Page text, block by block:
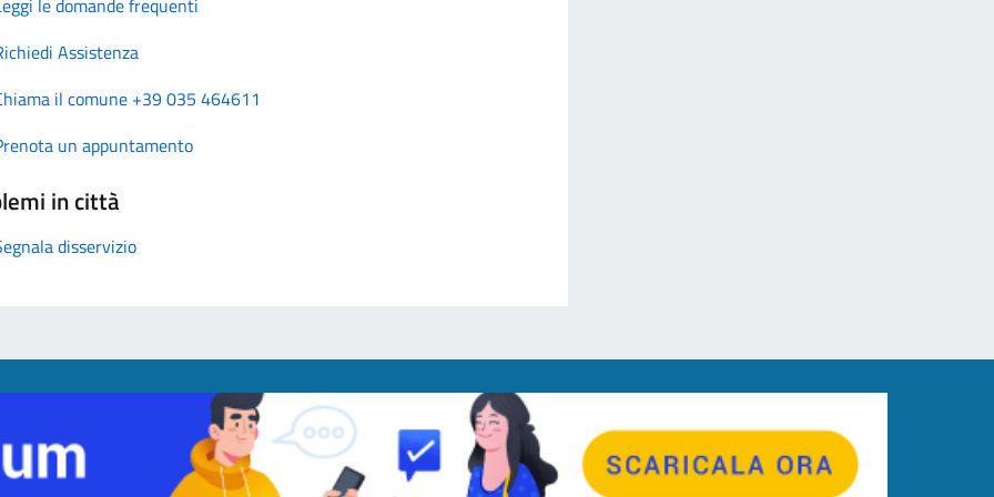
le domande frequenti
Assistenza
il comune +39 035 464611
un appuntamento
in città
disservizio